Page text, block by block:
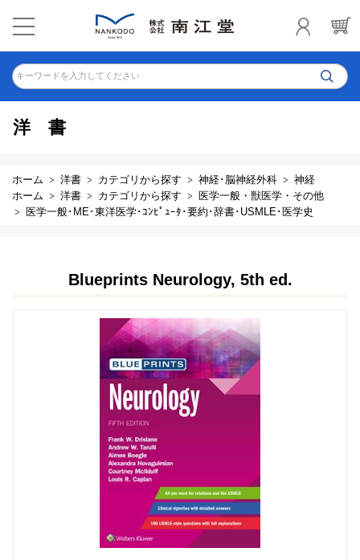
キーワードを入力してください
洋書
ホーム 洋書 カテゴリから探す 神経･脳神経外科
神経
ホーム
洋書 カテゴリから探す
医学一般・獣医学・その他
医学一般･ME･東洋医学･ｺﾝﾋﾟｭｰﾀ･要約･辞書･USMLE･医学史
Blueprints Neurology, 5th ed.